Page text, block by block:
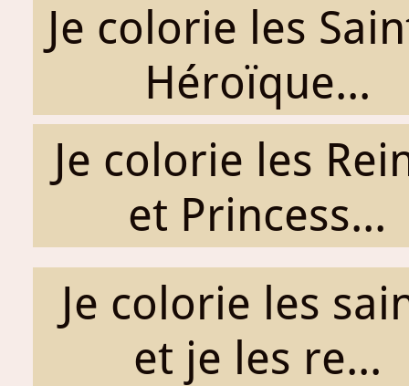
Je colorie les
Héroïque...
Je colorie les
et Princess...
Je colorie les
et je les re...